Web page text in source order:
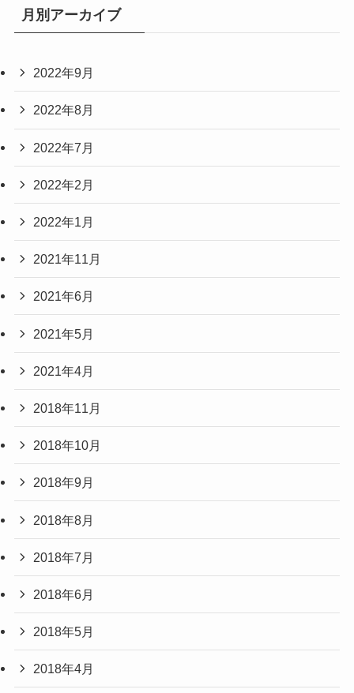
月別アーカイブ
2022年9月
2022年8月
2022年7月
2022年2月
2022年1月
2021年11月
2021年6月
2021年5月
2021年4月
2018年11月
2018年10月
2018年9月
2018年8月
2018年7月
2018年6月
2018年5月
2018年4月